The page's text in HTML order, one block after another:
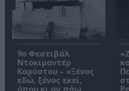
9ο Φεστιβάλ
Ντοκιμαντέρ
Καρύστου – «Ξένος
εδώ, ξένος εκεί,